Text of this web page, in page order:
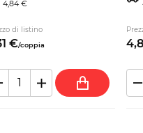
4,84 €
di listino
€/coppia 4,